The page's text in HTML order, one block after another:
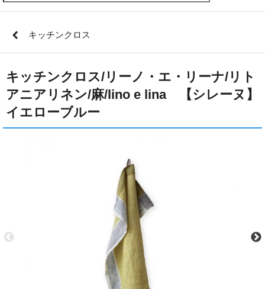
キッチンクロス
キッチンクロス/リーノ・エ・リーナ/リト
アニアリネン/麻/lino e lina 【シレーヌ】
イエローブルー